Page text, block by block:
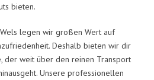
bieten.
legen wir großen Wert auf
Deshalb bieten wir dir
der weit über den reinen Transport
Unsere professionellen